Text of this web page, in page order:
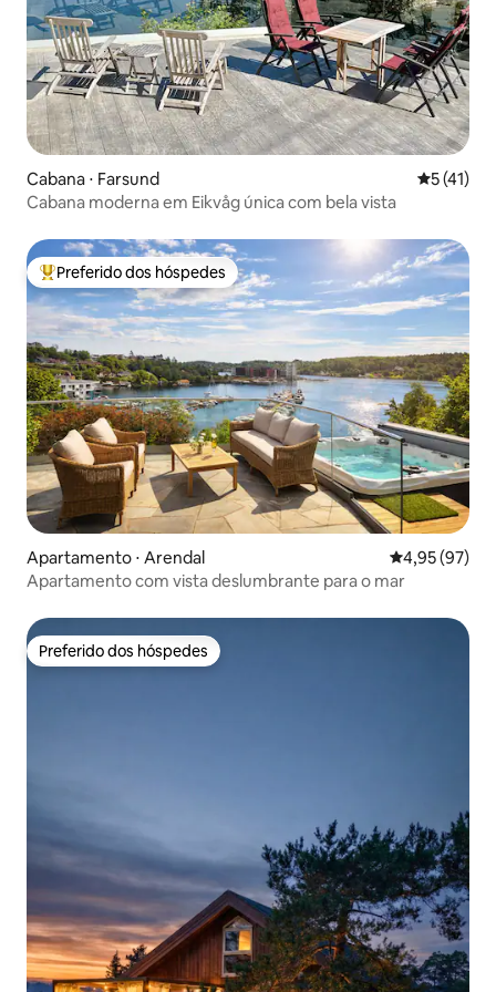
Cabana ⋅ Farsund 5 de uma
5 (41)
Cabana moderna em Eikvåg única com bela vista
Entre os melhores preferidos dos hóspedes
Preferido dos hóspedes
Apartamento ⋅ Arendal 4,95 de uma
4,95 (97)
Apartamento com vista deslumbrante para o mar
Preferido dos hóspedes
Preferido dos hóspedes